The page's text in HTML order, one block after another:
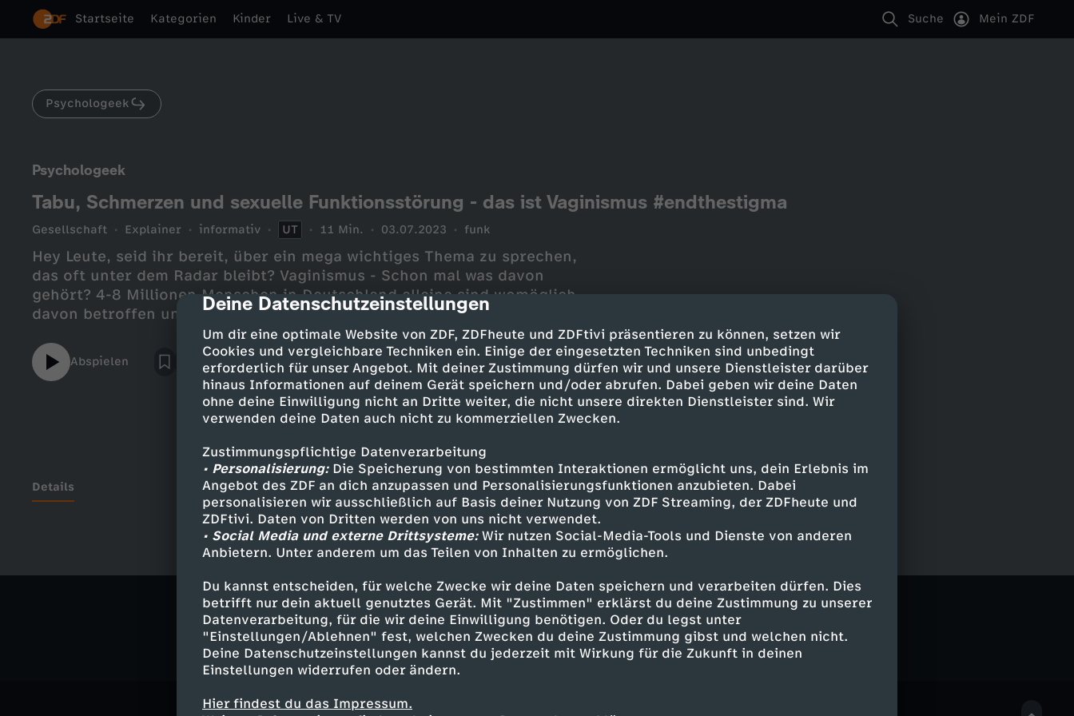
cmp-dialog-description
Deine Datenschutzeinstellungen
Um dir eine optimale Website von ZDF, ZDFheute und ZDFtivi präsentieren zu können, setzen wir
Cookies und vergleichbare Techniken ein. Einige der eingesetzten Techniken sind unbedingt
erforderlich für unser Angebot. Mit deiner Zustimmung dürfen wir und unsere Dienstleister darüber
hinaus Informationen auf deinem Gerät speichern und/oder abrufen. Dabei geben wir deine Daten
ohne deine Einwilligung nicht an Dritte weiter, die nicht unsere direkten Dienstleister sind. Wir
verwenden deine Daten auch nicht zu kommerziellen Zwecken.
Zustimmungspflichtige Datenverarbeitung
• Personalisierung:Die Speicherung von bestimmten Interaktionen ermöglicht uns, dein Erlebnis im
Angebot des ZDF an dich anzupassen und Personalisierungsfunktionen anzubieten. Dabei
personalisieren wir ausschließlich auf Basis deiner Nutzung von ZDF Streaming, der ZDFheute und
ZDFtivi. Daten von Dritten werden von uns nicht verwendet.
• Social Media und externe Drittsysteme:Wir nutzen Social-Media-Tools und Dienste von anderen
Anbietern. Unter anderem um das Teilen von Inhalten zu ermöglichen.
Du kannst entscheiden, für welche Zwecke wir deine Daten speichern und verarbeiten dürfen. Dies
betrifft nur dein aktuell genutztes Gerät. Mit "Zustimmen" erklärst du deine Zustimmung zu unserer
Datenverarbeitung, für die wir deine Einwilligung benötigen. Oder du legst unter
"Einstellungen/Ablehnen" fest, welchen Zwecken du deine Zustimmung gibst und welchen nicht.
Deine Datenschutzeinstellungen kannst du jederzeit mit Wirkung für die Zukunft in deinen
Einstellungen widerrufen oder ändern.
Hier findest du das Impressum.
Startseite Kategorien Kinder Live & TV Suche Mein ZDF
Psychologeek
Psychologeek
Tabu, Schmerzen und sexuelle Funktionsstörung - das ist Vaginismus #endthestigma
Gesellschaft Explainer informativ UT 11 Min. 03.07.2023 funk
Hey Leute, seid ihr bereit, über ein mega wichtiges Thema zu sprechen,
das oft unter dem Radar bleibt? Vaginismus - Schon mal was davon
gehört? 4-8 Millionen Menschen in Deutschland alleine sind womöglich
davon betroffen und trotzdem ist es so ein großes Tabuthema. Vielleicht
habt ihr es selbst schon erlebt oder darüber mit Freunden geredet, dass
das Sex manchmal richtig weh tun kann? Vaginismus kann eine mögliche
Ursache dafür sein. Es ist im Grunde genommen, als würde sich deine
Vagina verspannen und sich gegen Penetration wehren. Vaginismus
bedeutet unglaublich große Schmerzen beim Sex zu haben - aber ist Sex so
überhaupt möglich für Betroffene? Und ist es behandelbar? Spoiler: Ja, ist
es! Wie erzähle ich im Video. Ihr werdet sehen, dass ihr nicht alleine seid
und dass es Wege gibt, dieses Thema anzugehen. Lasst uns gemeinsam
über dieses mega wichtige Thema sprechen. Gemeinsam können wir dieses
Tabu brechen und Betroffenen helfen.Wenn ihr irgendwelche Fragen habt
oder eure eigenen Erfahrungen teilen möchtet, dann hinterlasst uns
unbedingt einen Kommentar. Wir freuen uns mega darauf, von euch zu
hören und euch zu unterstützen!#Vaginismus #endthestigma
Abspielen
Details
Ähnliche Inhalte entdecken
Gesellschaft Explainer informativ Untertitel Psychologeek